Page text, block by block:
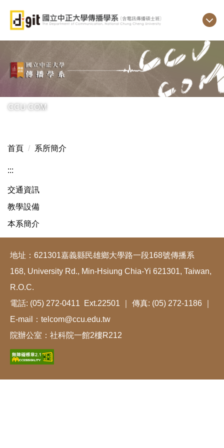
主
區
CCU COM
首頁 系所簡介
:::
交通資訊
教學設備
本系簡介
地址：621301嘉義縣民雄鄉大學路一段168號傳播系
168, University Rd., Min-Hsiung Chia-Yi 621301, Taiwan,
R.O.C.
電話: (05) 272-0411 Ext.22501 ｜ 傳真: (05) 272-1186 ｜
E-mail：telcom@ccu.edu.tw
院辦公室：社科院一館2樓R212